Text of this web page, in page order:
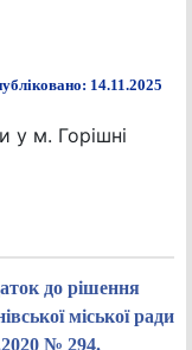
14.11.2025
у м. Горішні
до рішення
міської ради
№ 294.